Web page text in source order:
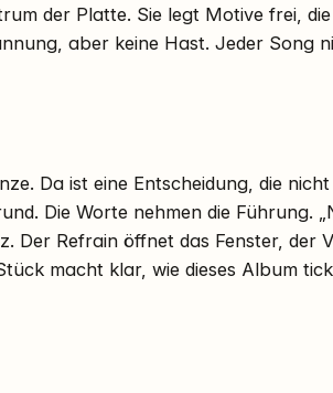
der Platte. Sie legt Motive frei,
aber keine Hast. Jeder Song
Da ist eine Entscheidung, die
Die Worte nehmen die Führung.
Der Refrain öffnet das Fenster, der
macht klar, wie dieses Album